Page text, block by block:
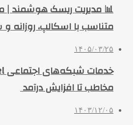
📊 مدیریت ریسک هوشمند |
متناسب با اسکالپ، روزانه
۱۴۰۵/۰۳/۲۵
مخاطب تا افزایش درآمد
۱۴۰۳/۱۲/۰۵